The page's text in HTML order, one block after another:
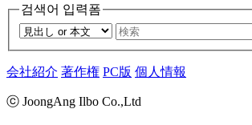
검색어 입력폼
会社紹介 著作権 PC版 個人情報
ⓒ JoongAng Ilbo Co.,Ltd